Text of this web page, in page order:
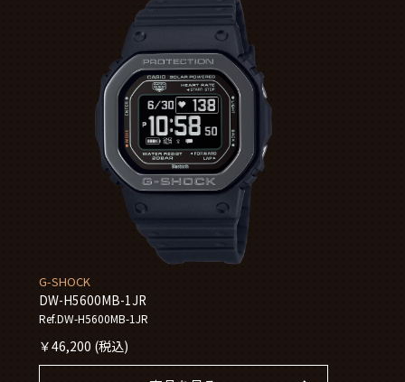
G-SHOCK
DW-H5600MB-1JR
Ref.DW-H5600MB-1JR
￥46,200 (税込)